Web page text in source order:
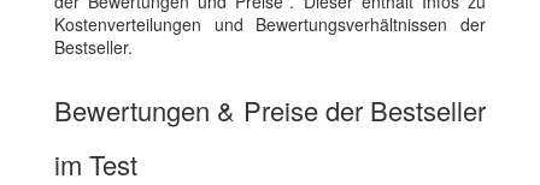
Kostenverteilungen und Bewertungsverhältnissen der
Bestseller.
Bewertungen & Preise der Bestseller
im Test